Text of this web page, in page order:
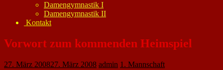
Damengymnastik I
Damengymnastik II
Kontakt
Vorwort zum kommenden Heimspiel
27. März 200827. März 2008 admin 1. Mannschaft